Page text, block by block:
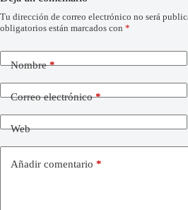
Tu dirección de correo electrónico no será
obligatorios están marcados con *
Nombre*
Correo electrónico*
Web
Añadir comentario *